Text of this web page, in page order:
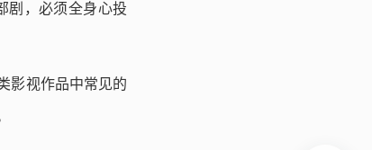
剧，必须全身心投
影视作品中常见的